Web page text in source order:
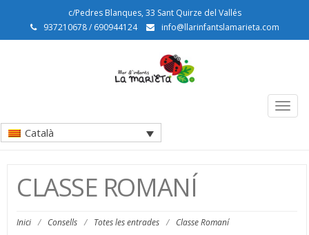
c/Pedres Blanques, 33 Sant Quirze del Vallés
937210678 / 690944124
info@llarinfantslamarieta.com
Català
CLASSE ROMANÍ
Inici / Consells / Totes les entrades / Classe Romaní